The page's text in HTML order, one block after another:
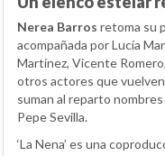
Nerea Barros retoma su
acompañada por Lucía
Martínez, Vicente
otros actores que vuelven
suman al reparto
Pepe Sevilla.
‘La Nena’ es una